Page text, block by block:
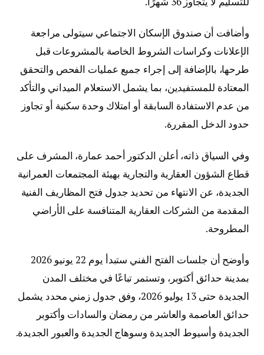
وأضافت أن صندوق الإسكان الاجتماعي سيتولى مراجعة
الإعلانات وكراسات الشروط الخاصة بالمشروعات قبل
طرحها، بالإضافة إلى إجراء جميع عمليات الفحص والتحقق
المعتادة للمستفيدين، بما يشمل الاستعلام الميداني والتأكد
من عدم الاستفادة السابقة أو امتلاك وحدة سكنية أو تجاوز
حدود الدخل المقررة.
وفي السياق ذاته، أعلن الدكتور أحمد عمارة، المشرف على
قطاع الشؤون العقارية والتجارية بهيئة المجتمعات العمرانية
الجديدة، عن الانتهاء من تحديد جدول فتح المظاريف الفنية
المقدمة من الشركات العقارية المتنافسة على الأراضي
المطروحة.
وأوضح أن جلسات الفتح الفني ستبدأ يوم 22 يونيو 2026
بمدينة حدائق أكتوبر، وتستمر تباعًا في مختلف المدن
الجديدة حتى 13 يوليو 2026، وفق جدول زمني محدد يشمل
حدائق العاصمة والعاشر من رمضان والسادات وأكتوبر
الجديدة وأسيوط الجديدة وسوهاج الجديدة والعبور الجديدة.